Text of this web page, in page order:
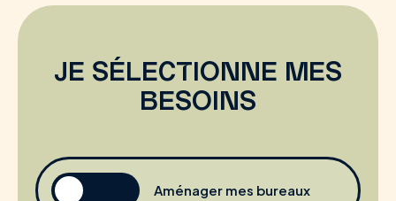
JE SÉLECTIONNE MES
BESOINS
Aménager mes bureaux